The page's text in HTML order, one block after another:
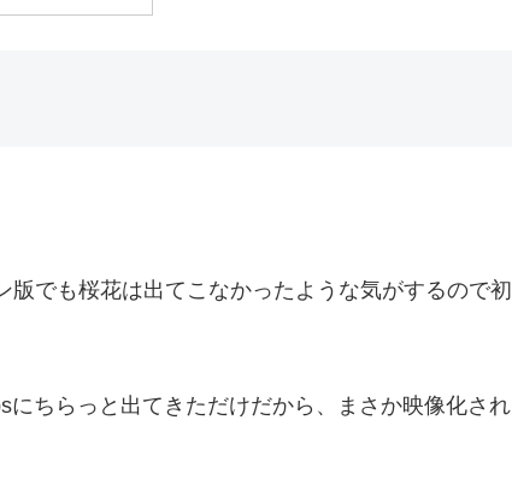
でも桜花は出てこなかったような気がするので初
ちらっと出てきただけだから、まさか映像化され